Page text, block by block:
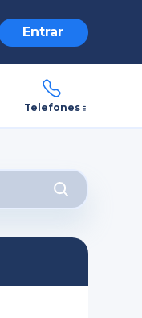
Entrar
Telefones